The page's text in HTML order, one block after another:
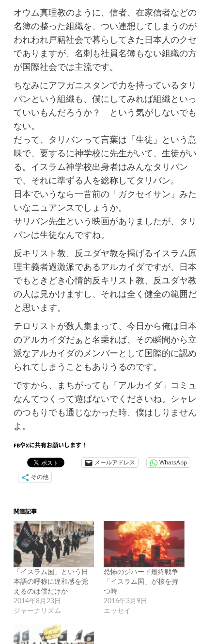
オウム真理教のように、信者、在家信者などの
名簿の整った組織を、つい連想してしまうのが
われわれ戸籍社会で暮らしてきた日本人のクセ
でありますが、名刺も社員名簿もない組織の方
が国際社会では主流です。
ちなみにアフガニスタンで力を持っているタリ
バンという組織も、僕にしてみれば組織といっ
ていいもんだろうか？ という気がしないでも
ない。
だって、タリバンって言葉は「生徒」という意
味で、要するに神学校に先生がいて、生徒がい
る。イスラム神学校出身者はみんなタリバン
で、それに準ずる人を総称してタリバン。
日本でいうなら一昔前の「ガクセイサン」みた
いなニュアンスでしょうか。
サリバン先生という映画がありましたが、タリ
バンは生徒なんですね。
反キリスト教、反ユダヤ教を掲げるイスラム原
理主義者過激派であるアルカイダですが、日本
でもときどき心情的反キリスト教、反ユダヤ教
の人は見かけますし、それは全く健全の範囲だ
と思います。
テロリストが数人集まって、今日から俺は日本
のアルカイダだぁと名乗れば、その瞬間から立
派なアルカイダのメンバーとして国際的に認め
られてしまうこともありうるのです。
ですから、まちがっても「アルカイダ」コミュ
なんてつくって遊ばないでくださいね。シャレ
のつもりでも通じなかった時、僕はしりません
よ。
FBやXに共有お願いします！
メールアドレス
WhatsApp
その他
関連記事
「イスラム国」という日
本語の呼称に違和感を覚
えるのは僕だけか
2014年8月23日
ジャーナリズム
恐怖のジハード最終戦争
「イスラム国」が核を持
つ時
2016年3月9日
エッセイ